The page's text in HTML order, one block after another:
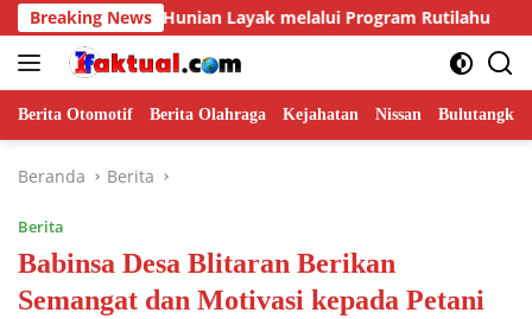
Langsung
ke
konten
Breaking News
Hunian Layak melalui Program Rutilahu
Berita Otomotif Berita Olahraga Kejahatan Nissan Bulutangkis
Beranda Berita
Berita
Babinsa Desa Blitaran Berikan
Semangat dan Motivasi kepada Petani